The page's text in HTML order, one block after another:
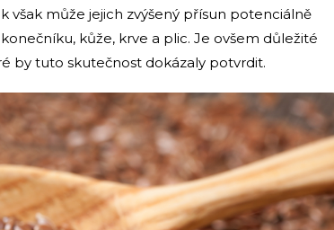
však může jejich zvýšený přísun potenciálně
kůže, krve a plic. Je ovšem důležité
by tuto skutečnost dokázaly potvrdit.